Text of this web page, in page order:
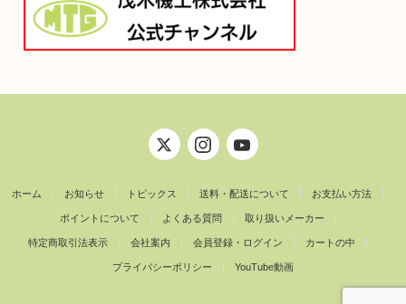
ホーム お知らせ トピックス 送料・配送について お支払い方法
ポイントについて よくある質問 取り扱いメーカー
特定商取引法表示 会社案内 会員登録・ログイン カートの中
プライバシーポリシー YouTube動画